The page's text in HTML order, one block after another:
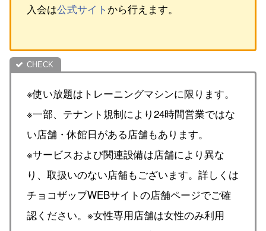
入会は公式サイト から行えます。
※使い放題はトレーニングマシンに限ります。
※一部、テナント規制により24時間営業ではな
い店舗・休館日がある店舗もあります。
※サービスおよび関連設備は店舗により異な
り、取扱いのない店舗もございます。詳しくは
チョコザップWEBサイトの店舗ページでご確
認ください。※女性専用店舗は女性のみ利用